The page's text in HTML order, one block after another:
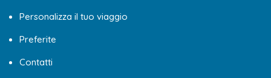
Personalizza il tuo viaggio
Preferite
Contatti